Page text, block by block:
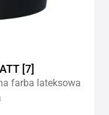
[7]
farba lateksowa